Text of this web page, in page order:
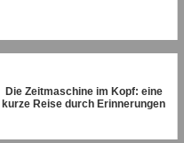
Die Zeitmaschine im Kopf: eine
kurze Reise durch Erinnerungen